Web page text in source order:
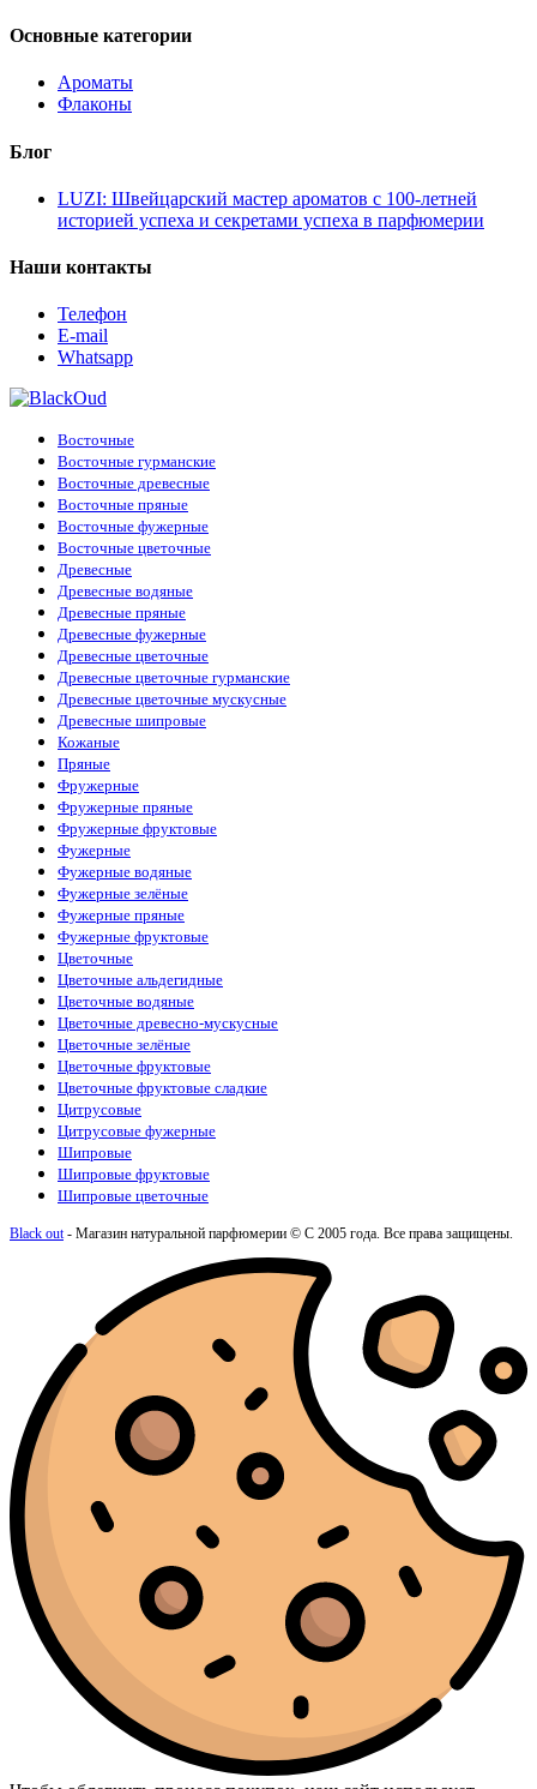
Основные категории
Ароматы
Флаконы
Блог
LUZI: Швейцарский мастер ароматов с 100-летней
историей успеха и секретами успеха в парфюмерии
Наши контакты
Телефон
E-mail
Whatsapp
Восточные
Восточные гурманские
Восточные древесные
Восточные пряные
Восточные фужерные
Восточные цветочные
Древесные
Древесные водяные
Древесные пряные
Древесные фужерные
Древесные цветочные
Древесные цветочные гурманские
Древесные цветочные мускусные
Древесные шипровые
Кожаные
Пряные
Фружерные
Фружерные пряные
Фружерные фруктовые
Фужерные
Фужерные водяные
Фужерные зелёные
Фужерные пряные
Фужерные фруктовые
Цветочные
Цветочные альдегидные
Цветочные водяные
Цветочные древесно-мускусные
Цветочные зелёные
Цветочные фруктовые
Цветочные фруктовые сладкие
Цитрусовые
Цитрусовые фужерные
Шипровые
Шипровые фруктовые
Шипровые цветочные
Black out- Магазин натуральной парфюмерии © С 2005 года. Все права защищены.